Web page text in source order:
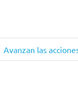
Siguiente
entrada:
Avanzan las